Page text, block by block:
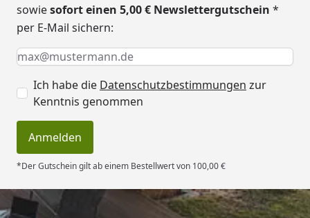
sowiesofort einen 5,00 € Newslettergutschein *
per E-Mail sichern:
Keine Eingabe erforderlich
Eingabe erforderlich
E-Mail *
Ich habe die Datenschutzbestimmungen zur
Kenntnis genommen
Anmelden
*Der Gutschein gilt ab einem Bestellwert von 100,00 €